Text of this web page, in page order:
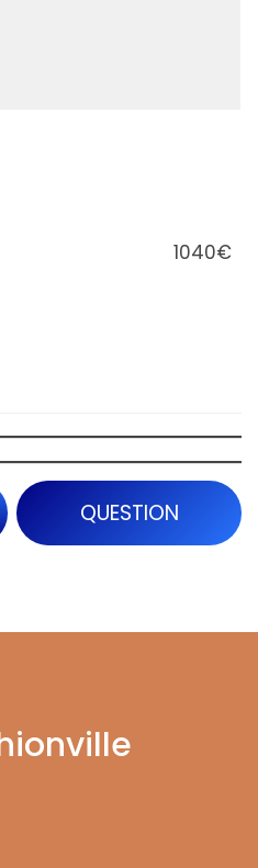
1040€
QUESTION